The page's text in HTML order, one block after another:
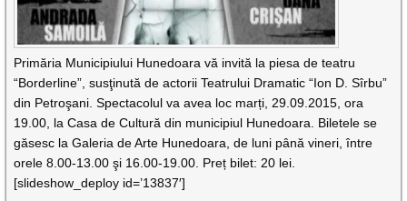
Primăria Municipiului Hunedoara vă invită la piesa de teatru
“Borderline”, susţinută de actorii Teatrului Dramatic “Ion D. Sîrbu”
din Petroşani. Spectacolul va avea loc marți, 29.09.2015, ora
19.00, la Casa de Cultură din municipiul Hunedoara. Biletele se
găsesc la Galeria de Arte Hunedoara, de luni până vineri, între
orele 8.00-13.00 şi 16.00-19.00. Preț bilet: 20 lei.
[slideshow_deploy id=’13837′]